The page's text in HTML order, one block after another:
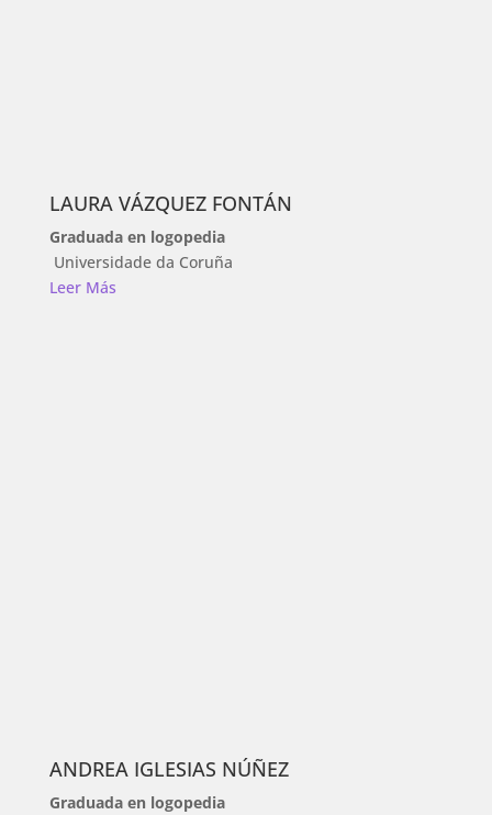
LAURA VÁZQUEZ FONTÁN
Graduada en logopedia
Universidade da Coruña
Leer Más
ANDREA IGLESIAS NÚÑEZ
Graduada en logopedia